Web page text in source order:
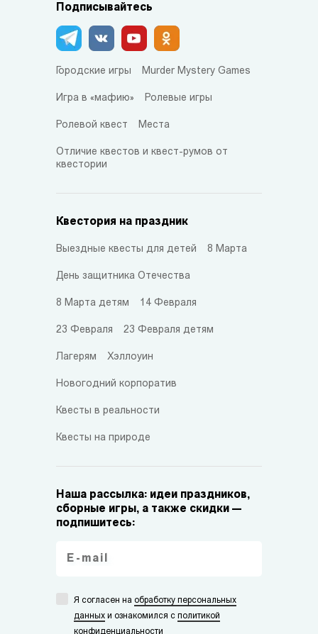
Подписывайтесь
Городские игры Murder Mystery Games
Игра в «мафию» Ролевые игры
Ролевой квест Места
Отличие квестов и квест-румов от
квестории
Квестория на праздник
Выездные квесты для детей 8 Марта
День защитника Отечества
8 Марта детям 14 Февраля
23 Февраля 23 Февраля детям
Лагерям Хэллоуин
Новогодний корпоратив
Квесты в реальности
Квесты на природе
Наша рассылка: идеи праздников,
сборные игры, а также скидки —
подпишитесь:
Я согласен на обработку персональных
данных и ознакомился с политикой
конфиденциальности